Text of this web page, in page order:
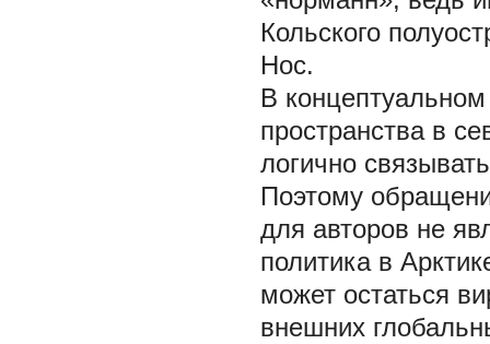
Кольского
Нос.
В
пространства в
логично
Поэтому
для авторов не
политика в
может остаться
внешних